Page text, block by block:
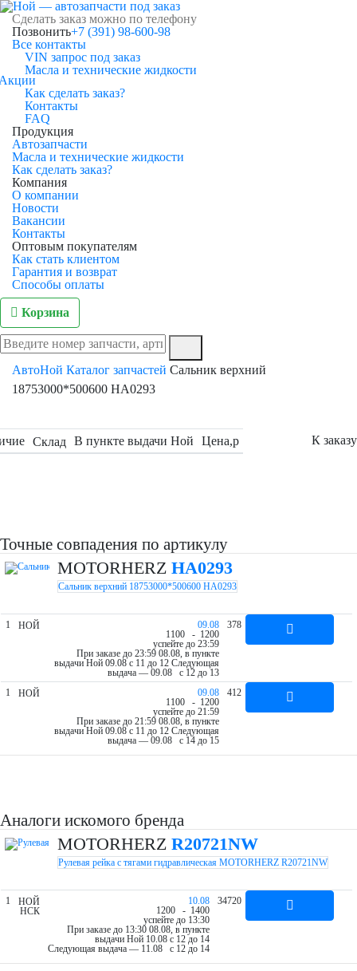
Сделать заказ можно по телефону
Позвонить+7 (391) 98-600-98
Все контакты
VIN запрос под заказ
Масла и технические жидкости
Как сделать заказ?
Контакты
FAQ
Продукция
Автозапчасти
Масла и технические жидкости
Как сделать заказ?
Компания
О компании
Новости
Вакансии
Контакты
Оптовым покупателям
Как стать клиентом
Гарантия и возврат
Способы оплаты
Корзина
АвтоНой Каталог запчастей Сальник верхний
18753000*500600 HA0293
Склад В пункте выдачи Ной Цена,p К заказу
Точные совпадения по артикулу
MOTORHERZ HA0293
Сальник верхний 18753000*500600 HA0293
1 НОЙ
09.08
1100 - 1200
успейте до 23:59
При заказе до 23:59 08.08, в пункте
выдачи Ной 09.08 c 11 до 12 Следующая
выдача — 09.08 c 12 до 13
378
1 НОЙ
09.08
1100 - 1200
успейте до 21:59
При заказе до 21:59 08.08, в пункте
выдачи Ной 09.08 c 11 до 12 Следующая
выдача — 09.08 c 14 до 15
412
Аналоги искомого бренда
MOTORHERZ R20721NW
Рулевая рейка с тягами гидравлическая MOTORHERZ R20721NW
1
НОЙ
НСК
10.08
1200 - 1400
успейте до 13:30
При заказе до 13:30 08.08, в пункте
выдачи Ной 10.08 c 12 до 14
Следующая выдача — 11.08 c 12 до 14
34720